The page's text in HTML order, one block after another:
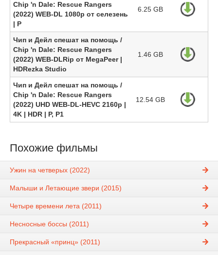
Chip 'n Dale: Rescue Rangers
(2022) WEB-DL 1080p от селезень
| P
6.25 GB
Чип и Дейл спешат на помощь /
Chip 'n Dale: Rescue Rangers
(2022) WEB-DLRip от MegaPeer |
HDRezka Studio
1.46 GB
Чип и Дейл спешат на помощь /
Chip 'n Dale: Rescue Rangers
(2022) UHD WEB-DL-HEVC 2160p |
4K | HDR | P, P1
12.54 GB
Похожие фильмы
Ужин на четверых (2022)
Малыши и Летающие звери (2015)
Четыре времени лета (2011)
Несносные боссы (2011)
Прекрасный «принц» (2011)